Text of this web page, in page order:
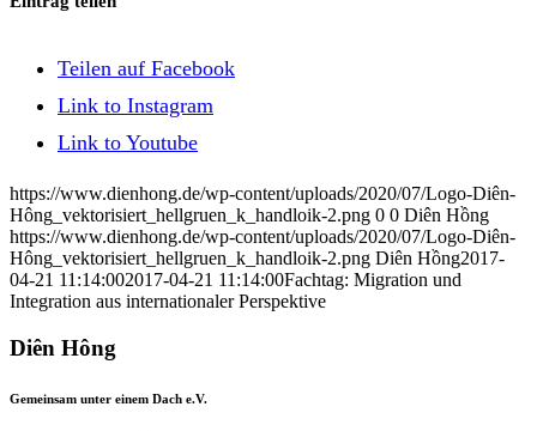
Teilen auf Facebook
Link to Instagram
Link to Youtube
https://www.dienhong.de/wp-content/uploads/2020/07/Logo-Diên-
Hông_vektorisiert_hellgruen_k_handloik-2.png 0 0 Diên Hồng
https://www.dienhong.de/wp-content/uploads/2020/07/Logo-Diên-
Hông_vektorisiert_hellgruen_k_handloik-2.png Diên Hồng2017-
04-21 11:14:002017-04-21 11:14:00Fachtag: Migration und
Integration aus internationaler Perspektive
Diên Hông
Gemeinsam unter einem Dach e.V.